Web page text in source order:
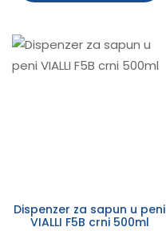
Dispenzer za sapun u peni
VIALLI F5B crni 500ml